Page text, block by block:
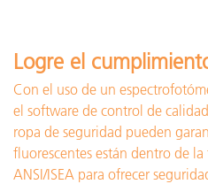
Logre el
Con el uso de un
el software de control de
ropa de seguridad pueden
fluorescentes están dentro de
ANSI/ISEA para ofrecer